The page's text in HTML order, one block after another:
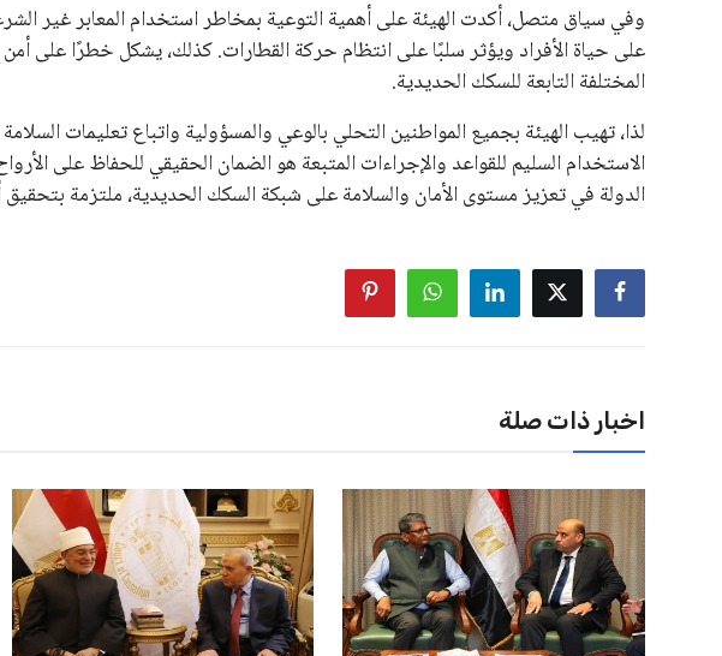
وفي سياق متصل، أكدت الهيئة على أهمية التوعية بمخاطر استخدام المعابر غير
على حياة الأفراد ويؤثر سلبًا على انتظام حركة القطارات. كذلك، يشكل خطرًا على
المختلفة التابعة للسكك الحديدية.
لذا، تهيب الهيئة بجميع المواطنين التحلي بالوعي والمسؤولية واتباع تعليمات
الاستخدام السليم للقواعد والإجراءات المتبعة هو الضمان الحقيقي للحفاظ على
الدولة في تعزيز مستوى الأمان والسلامة على شبكة السكك الحديدية، ملتزمة بتحقيق
اخبار ذات صلة